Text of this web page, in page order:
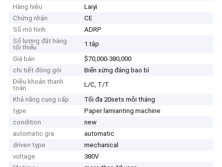
Hàng hiệu
Laiyi
Chứng nhận
CE
Số mô hình
ADRP
Số lượng đặt hàng
tối thiểu
1 tập
Giá bán
$70,000-380,000
chi tiết đóng gói
Biển xứng đáng bao bì
Điều khoản thanh
toán
L/C, T/T
Khả năng cung cấp
Tối đa 20sets mỗi tháng
type
Paper lamianting machine
condition
new
automatic gra
automatic
driven type
mechanical
voltage
380V